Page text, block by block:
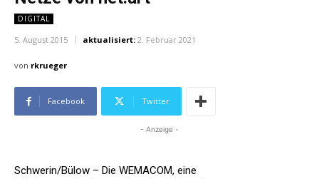
DIGITAL
5. August 2015 aktualisiert: 2. Februar 2021
von rkrueger
Facebook Twitter
- Anzeige -
Schwerin/Bülow – Die WEMACOM, eine